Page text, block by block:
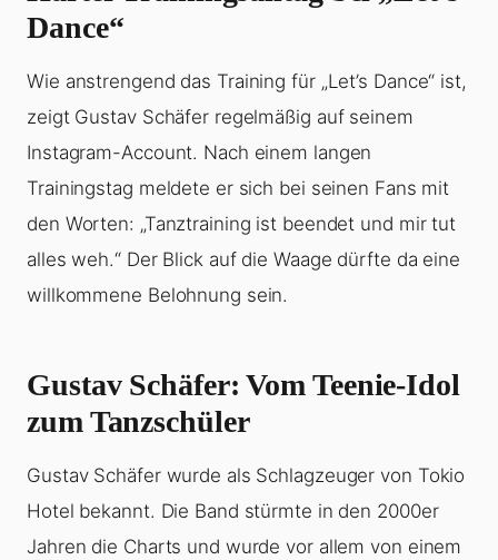
Dance“
Wie anstrengend das Training für „Let’s Dance“ ist,
zeigt Gustav Schäfer regelmäßig auf seinem
Instagram-Account. Nach einem langen
Trainingstag meldete er sich bei seinen Fans mit
den Worten: „Tanztraining ist beendet und mir tut
alles weh.“ Der Blick auf die Waage dürfte da eine
willkommene Belohnung sein.
Gustav Schäfer: Vom Teenie-Idol
zum Tanzschüler
Gustav Schäfer wurde als Schlagzeuger von Tokio
Hotel bekannt. Die Band stürmte in den 2000er
Jahren die Charts und wurde vor allem von einem